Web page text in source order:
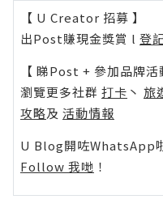
【 U Creator 招募 】
出Post賺現金獎賞 l 登
【 睇Post + 參加品牌活
瀏覽更多社群 打卡 丶 旅
攻略及 活動情報
U Blog開咗WhatsApp
Follow 我哋 ！